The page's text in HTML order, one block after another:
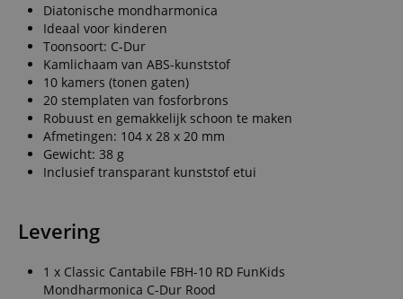
Diatonische mondharmonica
Ideaal voor kinderen
Toonsoort: C-Dur
Kamlichaam van ABS-kunststof
10 kamers (tonen gaten)
20 stemplaten van fosforbrons
Robuust en gemakkelijk schoon te maken
Afmetingen: 104 x 28 x 20 mm
Gewicht: 38 g
Inclusief transparant kunststof etui
Levering
1 x Classic Cantabile FBH-10 RD FunKids
Mondharmonica C-Dur Rood